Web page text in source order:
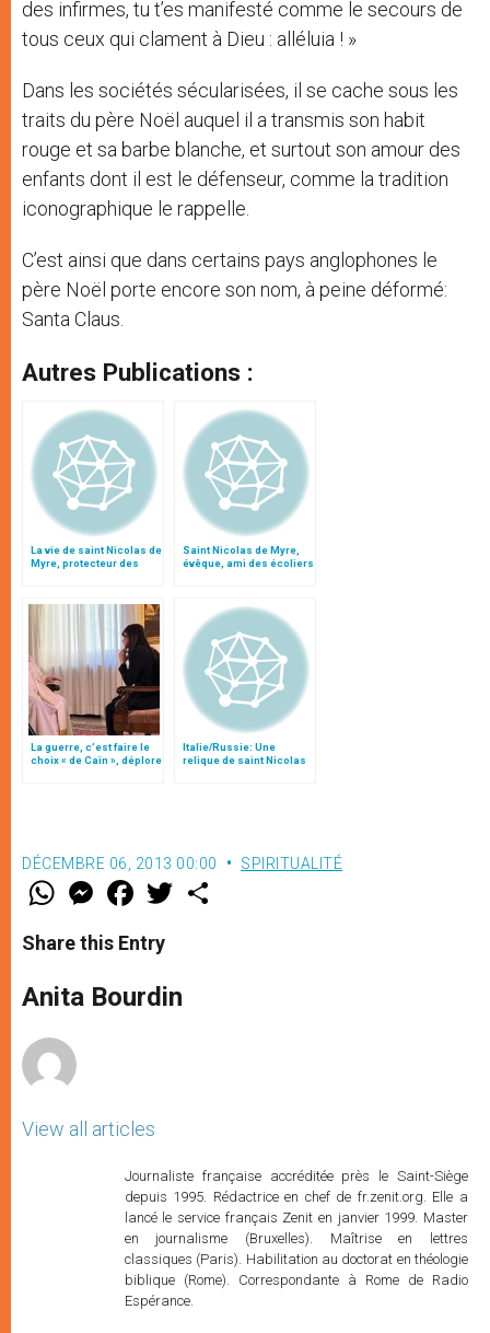
des infirmes, tu t’es manifesté comme le secours de
tous ceux qui clament à Dieu : alléluia ! »
Dans les sociétés sécularisées, il se cache sous les
traits du père Noël auquel il a transmis son habit
rouge et sa barbe blanche, et surtout son amour des
enfants dont il est le défenseur, comme la tradition
iconographique le rappelle.
C’est ainsi que dans certains pays anglophones le
père Noël porte encore son nom, à peine déformé:
Santa Claus.
Autres Publications :
La vie de saint Nicolas de
Myre, protecteur des
Saint Nicolas de Myre,
évêque, ami des écoliers
La guerre, c’est faire le
choix « de Caïn », déplore
Italie/Russie: Une
relique de saint Nicolas
DÉCEMBRE 06, 2013 00:00 SPIRITUALITÉ
W
t
s
p
p
M
e
s
e
g
e
F
a
e
b
o
k
w
r
Share this Entry
Anita Bourdin
View all articles
Journaliste française accréditée près le Saint-Siège
depuis 1995. Rédactrice en chef de fr.zenit.org. Elle a
lancé le service français Zenit en janvier 1999. Master
en journalisme (Bruxelles). Maîtrise en lettres
classiques (Paris). Habilitation au doctorat en théologie
biblique (Rome). Correspondante à Rome de Radio
Espérance.